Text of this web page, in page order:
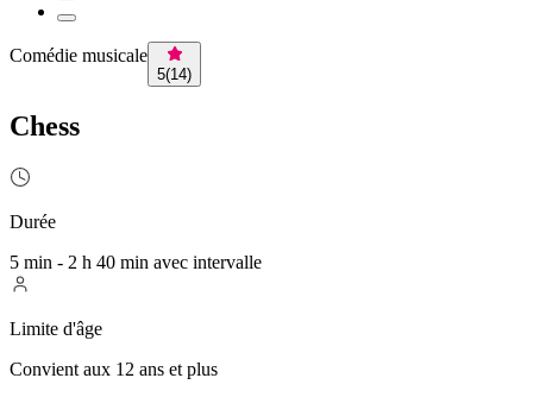
Comédie musicale
5(14)
Chess
Durée
5 min - 2 h 40 min avec intervalle
Limite d'âge
Convient aux 12 ans et plus